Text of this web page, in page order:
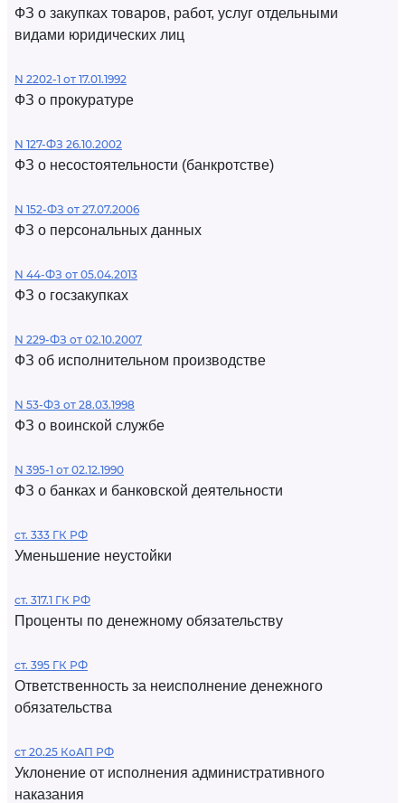
ФЗ о закупках товаров, работ, услуг отдельными
видами юридических лиц
N 2202-1 от 17.01.1992
ФЗ о прокуратуре
N 127-ФЗ 26.10.2002
ФЗ о несостоятельности (банкротстве)
N 152-ФЗ от 27.07.2006
ФЗ о персональных данных
N 44-ФЗ от 05.04.2013
ФЗ о госзакупках
N 229-ФЗ от 02.10.2007
ФЗ об исполнительном производстве
N 53-ФЗ от 28.03.1998
ФЗ о воинской службе
N 395-1 от 02.12.1990
ФЗ о банках и банковской деятельности
ст. 333 ГК РФ
Уменьшение неустойки
ст. 317.1 ГК РФ
Проценты по денежному обязательству
ст. 395 ГК РФ
Ответственность за неисполнение денежного
обязательства
ст 20.25 КоАП РФ
Уклонение от исполнения административного
наказания